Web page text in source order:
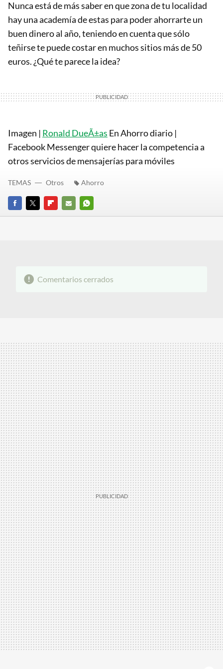
Nunca está de más saber en que zona de tu localidad
hay una academía de estas para poder ahorrarte un
buen dinero al año, teniendo en cuenta que sólo
teñirse te puede costar en muchos sitios más de 50
euros. ¿Qué te parece la idea?
Imagen | Ronald DueÃ±as En Ahorro diario |
Facebook Messenger quiere hacer la competencia a
otros servicios de mensajerías para móviles
FACEBOOK
TWITTERFLIPBOARD
E-
WHATSAPP
TEMAS Otros Ahorro
Comentarios cerrados